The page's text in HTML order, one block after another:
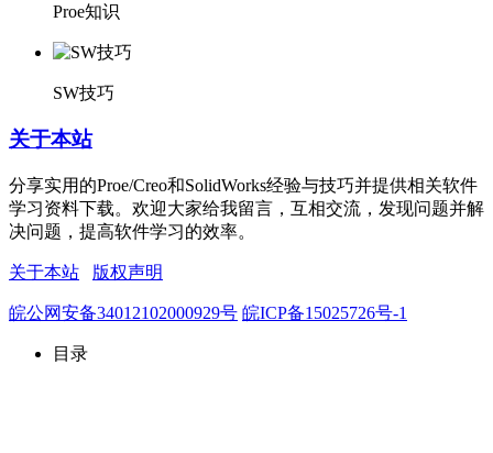
Proe知识
SW技巧
关于本站
分享实用的Proe/Creo和SolidWorks经验与技巧并提供相关软件
学习资料下载。欢迎大家给我留言，互相交流，发现问题并解
决问题，提高软件学习的效率。
关于本站 版权声明
皖公网安备34012102000929号 皖ICP备15025726号-1
目录